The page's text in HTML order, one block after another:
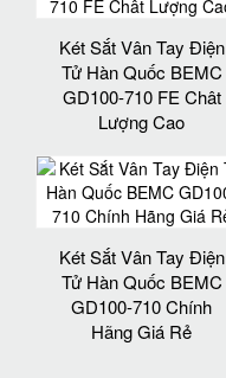
Két Sắt Vân Tay Điện
Tử Hàn Quốc BEMC
GD100-710 FE Chât
Lượng Cao
Két Sắt Vân Tay Điện
Tử Hàn Quốc BEMC
GD100-710 Chính
Hãng Giá Rẻ